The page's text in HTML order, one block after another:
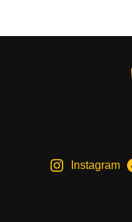
Instagram